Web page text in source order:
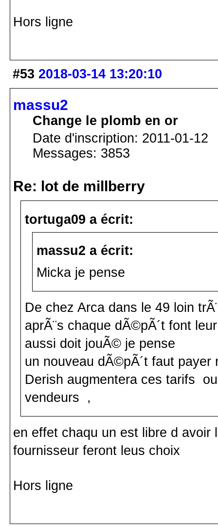
Hors ligne
#53 2018-03-14 13:20:10
massu2
Change le plomb en or
Date d'inscription: 2011-01-12
Messages: 3853
Re: lot de millberry
tortuga09 a écrit:
massu2 a écrit:
Micka je pense
De chez Arca dans le 49 loin
aprÃ¨s chaque dÃ©pÃ´t font
aussi doit jouÃ© je pense
un nouveau dÃ©pÃ´t faut
Derish augmentera ces tarifs
vendeurs ,
en effet chaqu un est libre d
fournisseur feront leus choix
Hors ligne